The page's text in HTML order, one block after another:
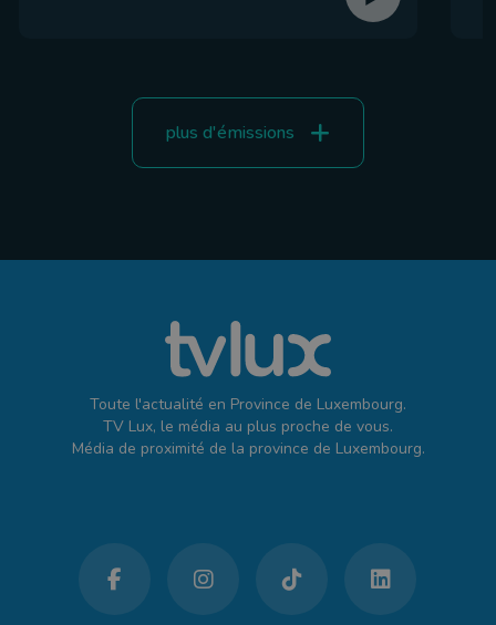
plus d'émissions
Toute l'actualité en Province de Luxembourg.
TV Lux, le média au plus proche de vous.
Média de proximité de la province de Luxembourg.